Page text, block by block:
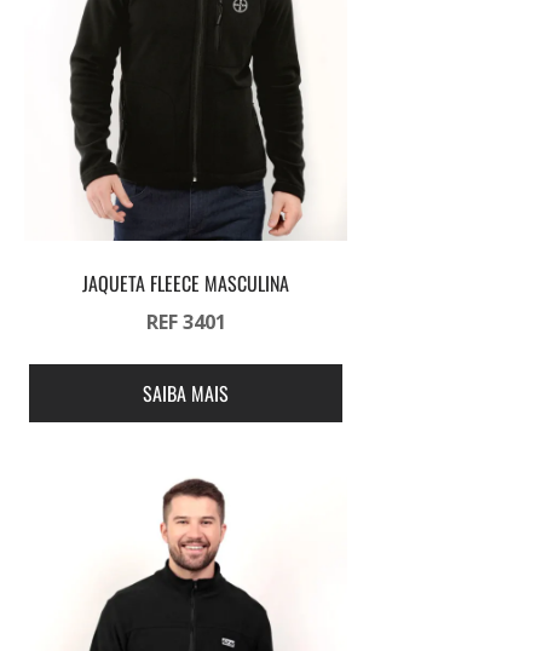
JAQUETA FLEECE MASCULINA
REF 3401
SAIBA MAIS